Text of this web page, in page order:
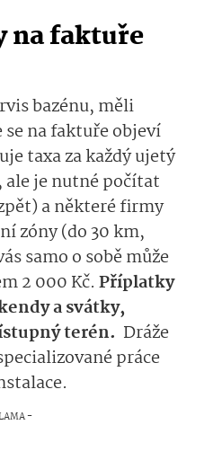
na faktuře
bazénu, měli
na faktuře objeví
taxa za každý ujetý
je nutné počítat
a některé firmy
zóny (do 30 km,
samo o sobě může
2 000 Kč. Příplatky
a svátky,
terén. Dráže
práce